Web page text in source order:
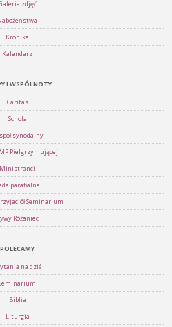
zdjęć
Kronika
Kalendarz
I WSPÓLNOTY
Caritas
Schola
synodalny
Pielgrzymującej
Ministranci
parafialna
Seminarium
Różaniec
POLECAMY
na dziś
Biblia
Liturgia